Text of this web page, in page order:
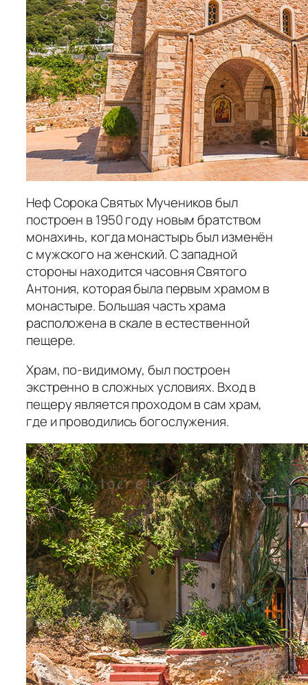
Неф Сорока Святых Мучеников был
построен в 1950 году новым братством
монахинь, когда монастырь был изменён
с мужского на женский. С западной
стороны находится часовня Святого
Антония, которая была первым храмом в
монастыре. Большая часть храма
расположена в скале в естественной
пещере.
Храм, по-видимому, был построен
экстренно в сложных условиях. Вход в
пещеру является проходом в сам храм,
где и проводились богослужения.